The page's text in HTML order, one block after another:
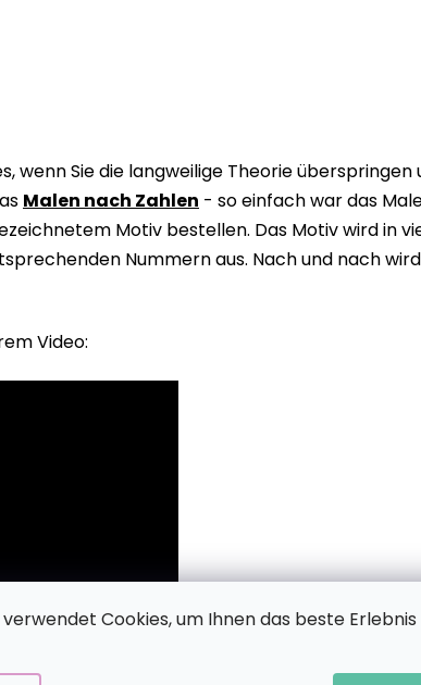
Cookies, um Ihnen das beste Erlebnis
wenn Sie die langweilige Theorie überspringen
Malen nach Zahlen - so einfach war das
Motiv bestellen. Das Motiv wird in
Nummern aus. Nach und nach
Video: